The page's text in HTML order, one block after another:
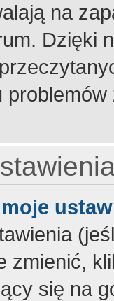
na
Dzięki
zmienić,
się na